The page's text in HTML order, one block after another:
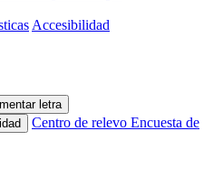
Accesibilidad
letra
Centro de relevo Encuesta de